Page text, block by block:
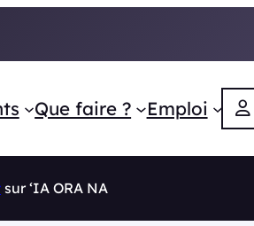
Que faire ? Emploi
sur ‘IA ORA NA